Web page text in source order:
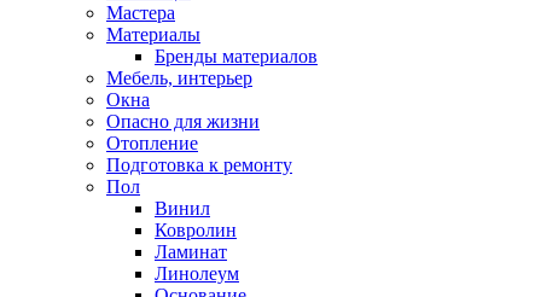
Мастера
Материалы
Бренды материалов
Мебель, интерьер
Окна
Опасно для жизни
Отопление
Подготовка к ремонту
Пол
Винил
Ковролин
Ламинат
Линолеум